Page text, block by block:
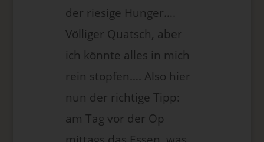
der riesige Hunger….
Völliger Quatsch, aber
ich könnte alles in mich
rein stopfen…. Also hier
nun der richtige Tipp:
am Tag vor der Op
Rechte der betroffenen Person
a) Recht auf Bestätigung
Jede betroffene Person hat das vom Europäischen Richtlinien-
Verarbeitung Verantwortlichen eine Bestätigung darüber zu
verlangen, ob sie betreffende personenbezogene Daten
verarbeitet werden. Möchte eine betroffene Person dieses